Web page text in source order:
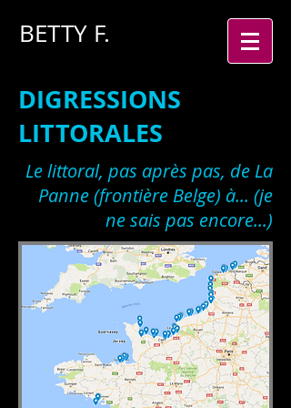
BETTY F.
DIGRESSIONS
LITTORALES
Le littoral, pas après pas, de La
Panne (frontière Belge) à... (je
ne sais pas encore...)